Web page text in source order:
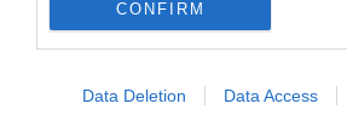
CONFIRM
Data Deletion Data Access
AfegirVIA Empresa
Google de forma gratuïta